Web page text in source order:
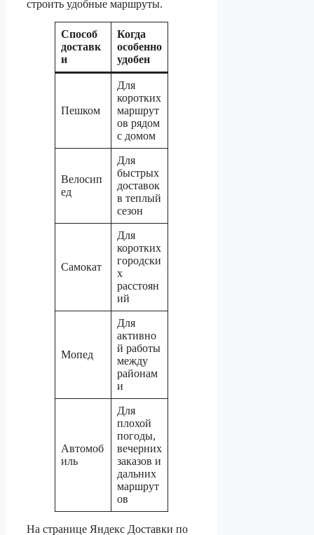
строить удобные маршруты.
Способ
доставк
и
Когда
особенно
удобен
Пешком
Для
коротких
маршрут
ов рядом
с домом
Велосип
ед
Для
быстрых
доставок
в теплый
сезон
Самокат
Для
коротких
городски
х
расстоян
ий
Мопед
Для
активно
й работы
между
районам
и
Автомоб
иль
Для
плохой
погоды,
вечерних
заказов и
дальних
маршрут
ов
На странице Яндекс Доставки по